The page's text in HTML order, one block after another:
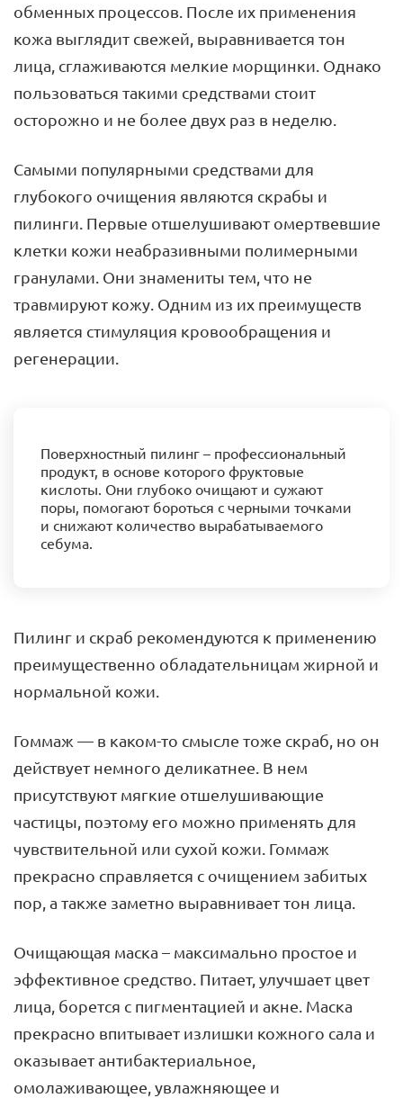
обменных процессов. После их применения
кожа выглядит свежей, выравнивается тон
лица, сглаживаются мелкие морщинки. Однако
пользоваться такими средствами стоит
осторожно и не более двух раз в неделю.
Самыми популярными средствами для
глубокого очищения являются скрабы и
пилинги. Первые отшелушивают омертвевшие
клетки кожи неабразивными полимерными
гранулами. Они знамениты тем, что не
травмируют кожу. Одним из их преимуществ
является стимуляция кровообращения и
регенерации.
Поверхностный пилинг – профессиональный
продукт, в основе которого фруктовые
кислоты. Они глубоко очищают и сужают
поры, помогают бороться с черными точками
и снижают количество вырабатываемого
себума.
Пилинг и скраб рекомендуются к применению
преимущественно обладательницам жирной и
нормальной кожи.
Гоммаж — в каком-то смысле тоже скраб, но он
действует немного деликатнее. В нем
присутствуют мягкие отшелушивающие
частицы, поэтому его можно применять для
чувствительной или сухой кожи. Гоммаж
прекрасно справляется с очищением забитых
пор, а также заметно выравнивает тон лица.
Очищающая маска – максимально простое и
эффективное средство. Питает, улучшает цвет
лица, борется с пигментацией и акне. Маска
прекрасно впитывает излишки кожного сала и
оказывает антибактериальное,
омолаживающее, увлажняющее и